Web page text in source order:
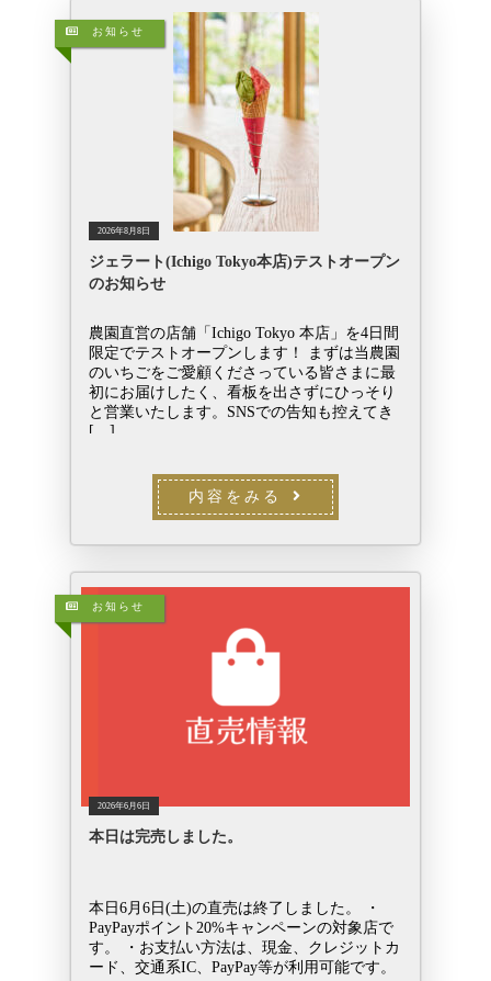
お知らせ
2026年8月8日
ジェラート(Ichigo Tokyo本店)テストオープン
のお知らせ
農園直営の店舗「Ichigo Tokyo 本店」を4日間
限定でテストオープンします！ まずは当農園
のいちごをご愛顧くださっている皆さまに最
初にお届けしたく、看板を出さずにひっそり
と営業いたします。SNSでの告知も控えてき
[…]
内容をみる
お知らせ
2026年6月6日
本日は完売しました。
本日6月6日(土)の直売は終了しました。 ・
PayPayポイント20%キャンペーンの対象店で
す。 ・お支払い方法は、現金、クレジットカ
ード、交通系IC、PayPay等が利用可能です。